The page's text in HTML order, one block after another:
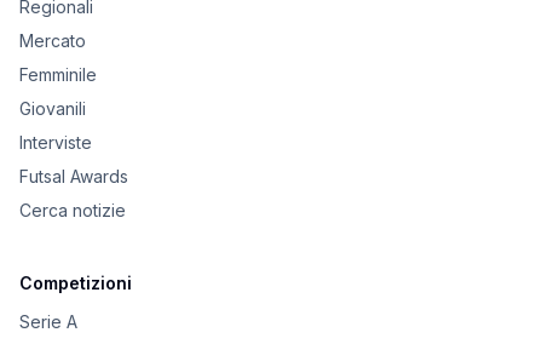
Regionali
Mercato
Femminile
Giovanili
Interviste
Futsal Awards
Cerca notizie
Competizioni
Serie A